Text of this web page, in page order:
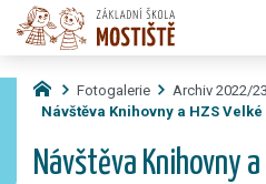
Fotogalerie
Archiv 2022/23
Návštěva Knihovny a HZS
Návštěva Knihovny